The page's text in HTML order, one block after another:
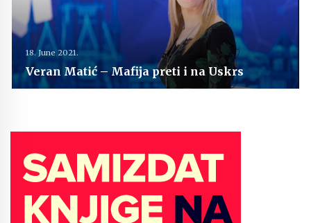
18. June 2021.
Veran Matić – Mafija preti i na Uskrs